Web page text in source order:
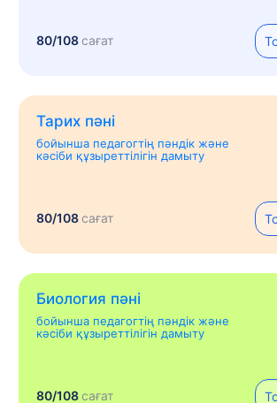
80/108сағат
Тарих пәні
бойынша педагогтің пәндік және
кәсіби құзыреттілігін дамыту
80/108сағат
Биология пәні
бойынша педагогтің пәндік және
кәсіби құзыреттілігін дамыту
80/108сағат